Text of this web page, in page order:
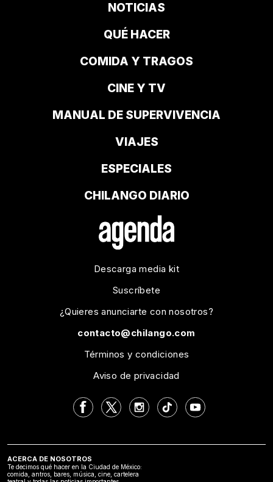
NOTICIAS
QUÉ HACER
COMIDA Y TRAGOS
CINE Y TV
MANUAL DE SUPERVIVENCIA
VIAJES
ESPECIALES
CHILANGO DIARIO
Descarga media kit
Suscríbete
¿Quieres anunciarte con nosotros?
contacto@chilango.com
Términos y condiciones
Aviso de privacidad
ACERCA DE NOSOTROS
Te decimos qué hacer en la Ciudad de México:
comida, antros, bares, música, cine, cartelera